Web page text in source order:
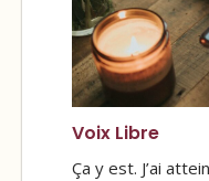
Voix Libre
Ça y est. J’ai